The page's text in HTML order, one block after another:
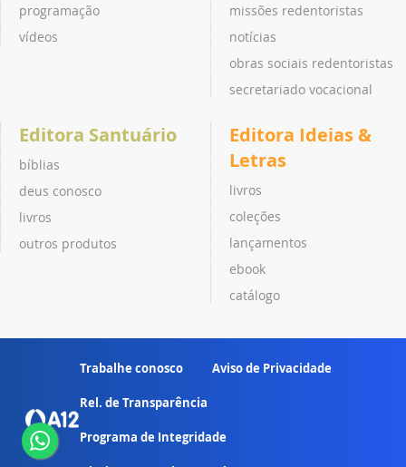
programação
vídeos
missões redentoristas
notícias
obras sociais redentoristas
secretariado vocacional
Editora Santuário
bíblias
deus conosco
livros
outros produtos
Editora Ideias &
Letras
livros
coleções
lançamentos
ebook
catálogo
Trabalhe conosco Aviso de Privacidade
Rel. de Transparência
Programa de Integridade